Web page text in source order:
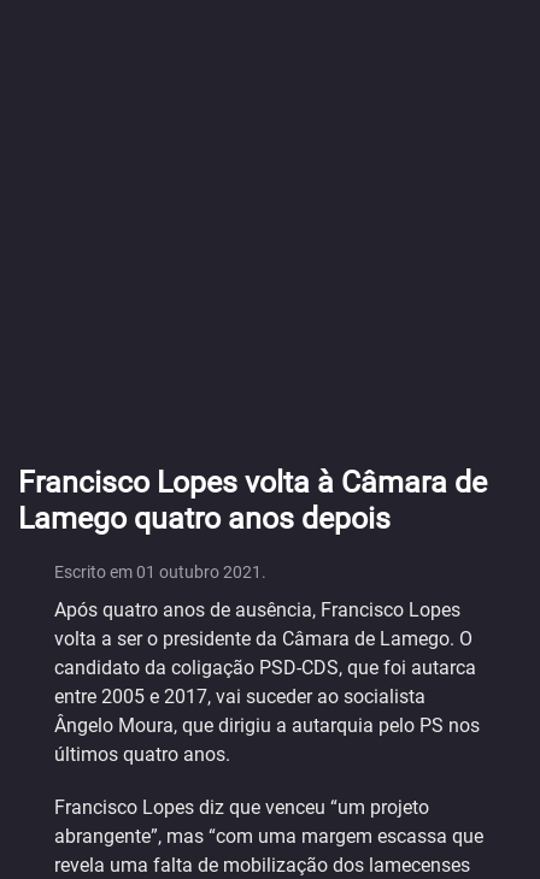
Francisco Lopes volta à Câmara de
Lamego quatro anos depois
Escrito em01 outubro 2021 .
Após quatro anos de ausência, Francisco Lopes
volta a ser o presidente da Câmara de Lamego. O
candidato da coligação PSD-CDS, que foi autarca
entre 2005 e 2017, vai suceder ao socialista
Ângelo Moura, que dirigiu a autarquia pelo PS nos
últimos quatro anos.
Francisco Lopes diz que venceu “um projeto
abrangente”, mas “com uma margem escassa que
revela uma falta de mobilização dos lamecenses